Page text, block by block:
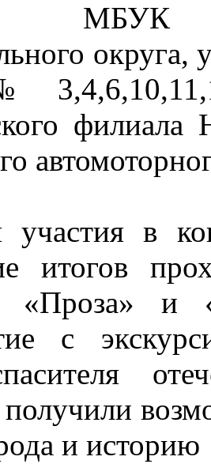
МБУК
округа,
участия в
итогов
«Проза» и
с
и